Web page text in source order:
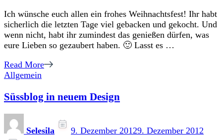
Ich wünsche euch allen ein frohes Weihnachtsfest! Ihr habt
sicherlich die letzten Tage viel gebacken und gekocht. Und
wenn nicht, habt ihr zumindest das genießen dürfen, was
eure Lieben so gezaubert haben. 🙂 Lasst es …
Read More
Allgemein
Süssblog in neuem Design
Selesila 9. Dezember 20129. Dezember 2012